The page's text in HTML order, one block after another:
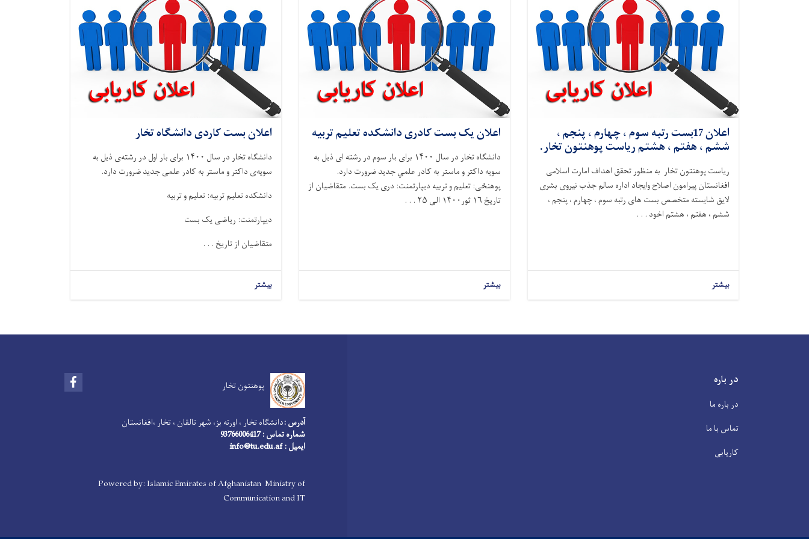
اعلان 17بست رتبه سوم ، چهارم ، پنجم ،
ششم ، هفتم ، هشتم ریاست پوهنتون تخار.
ریاست پوهنتون تخار به منظور تحقق اهداف امارت اسلامی
افغانستان پیرامون اصلاح وایجاد اداره سالم جذب نیروی بشری
لایق شایسته متخصص بست های رتبه سوم ، چهارم ، پنجم ،
ششم ، هفتم ، هشتم اخود . . .
بیشتر
اعلان یک بست کادری دانشکده تعلیم تربیه
دانشگاه تخار در سال ۱۴۰۰ برای بار سوم در رشته ای ذيل به
سويه داکتر و ماستر به کادر علمي جديد ضرورت دارد.
پوهنځی: تعلیم و تربیه دیپارتمنت: دری یک بست. متقاضيان از
تاريخ ۱۶ ثور۱۴۰۰ الی ۲۵ . . .
بیشتر
اعلان بست کاردی دانشگاه تخار
دانشگاه تخار در سال ۱۴۰۰ برای بار اول در رشته‌ی ذيل به
سويه‌ی داکتر و ماستر به کادر علمی جديد ضرورت دارد.
دانشکده تعلیم تربیه: تعلیم و تربیه
دیپارتمنت: ریاضی یک بست
متقاضيان از تاريخ . . .
بیشتر
در باره
در باره ما
تماس با ما
کاریابی
پوهنتون تخار
آدرس :دانشگاه تخار ، اورته بز، شهر تالقان ، تخار ،افغانستان
شماره تماس : 93766006417
ایمیل : info@tu.edu.af
Powered by: Islamic Emirates of Afghanistan Ministry of
Communication and IT